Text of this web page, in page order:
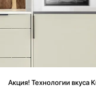
Акция! Технологии вкуса